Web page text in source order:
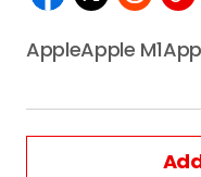
Apple Apple M1